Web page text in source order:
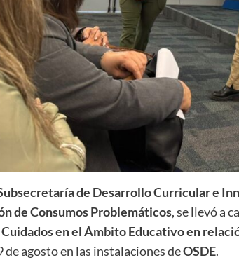
de Desarrollo Curricular e
de Consumos Problemáticos, se llevó a
en el Ámbito Educativo en
de agosto en las instalaciones deOSDE.